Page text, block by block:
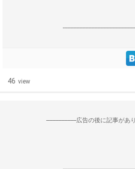
46 view
--------------------広告の後に記事があ